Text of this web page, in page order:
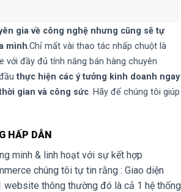
gia về công nghệ nhưng cũng sẽ tự
mình.Chỉ mất vài thao tác nhấp chuột là
với đầy đủ tính năng bán hàng chuyên
thực hiện các ý tưởng kinh doanh ngay
gian và công sức. Hãy để chúng tôi giúp
HẤP DẪN
minh & linh hoạt với sự kết hợp
chúng tôi tự tin rằng : Giao diện
website thông thường đó là cả 1 hệ thống